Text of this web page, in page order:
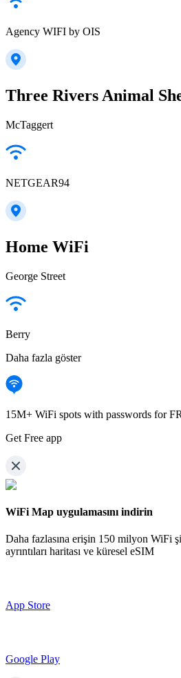
Agency WIFI by OIS
Three Rivers Animal
McTaggert
NETGEAR94
Home WiFi
George Street
Berry
Daha fazla göster
15M+ WiFi spots with passwords for
Get Free app
WiFi Map uygulamasını indirin
Daha fazlasına erişin 150 milyon WiFi
ayrıntıları haritası ve küresel eSIM
App Store
Google Play